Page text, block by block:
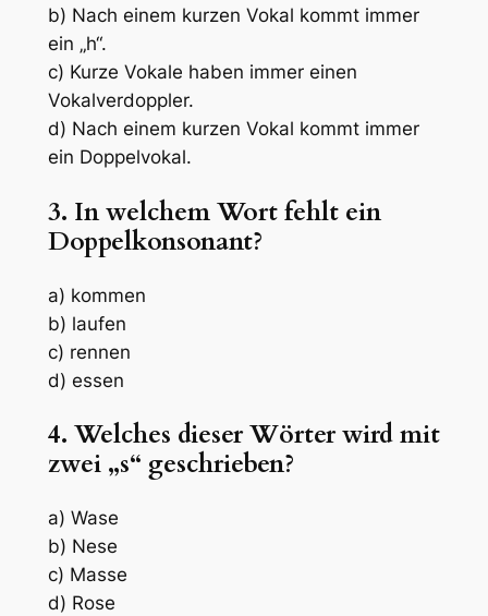
b) Nach einem kurzen Vokal kommt immer
ein „h“.
c) Kurze Vokale haben immer einen
Vokalverdoppler.
d) Nach einem kurzen Vokal kommt immer
ein Doppelvokal.
3. In welchem Wort fehlt ein
Doppelkonsonant?
a) kommen
b) laufen
c) rennen
d) essen
4. Welches dieser Wörter wird mit
zwei „s“ geschrieben?
a) Wase
b) Nese
c) Masse
d) Rose